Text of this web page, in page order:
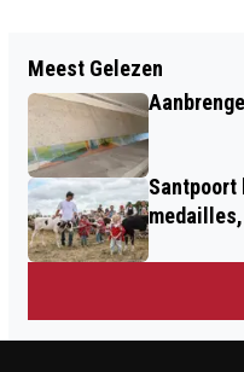
I HAVE A
KING’S
DROOM
Meest Gelezen
Santpoort